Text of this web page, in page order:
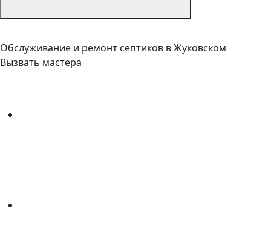
Обслуживание и ремонт септиков в Жуковском
Вызвать мастера